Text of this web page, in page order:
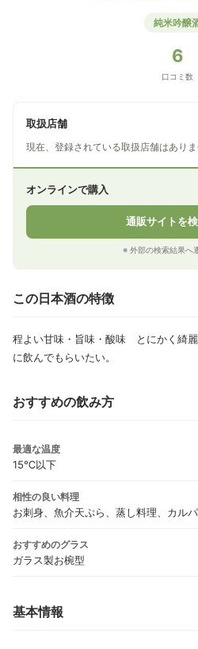
純米吟醸
6
口コミ数
取扱店舗
現在、登録されている取扱店舗はありま
オンラインで購入
通販サイトを
※ 外部の検索結果へ
この日本酒の特徴
程よい甘味・旨味・酸味 とにかく綺
に飲んでもらいたい。
おすすめの飲み方
最適な温度
15℃以下
相性の良い料理
お刺身、魚介天ぷら、蒸し料理、カル
おすすめのグラス
ガラス製お椀型
基本情報